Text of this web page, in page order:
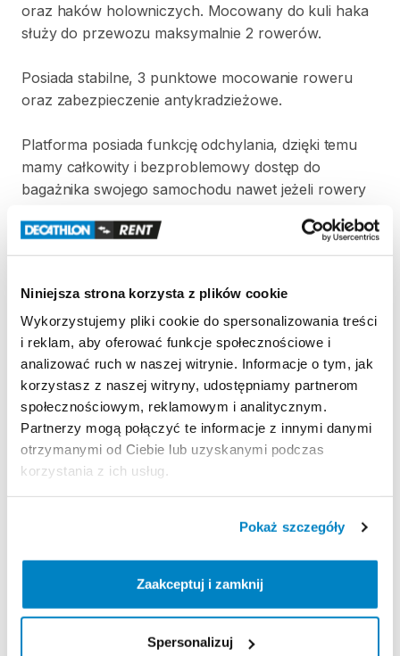
Niniejsza strona korzysta z plików cookie
Wykorzystujemy pliki cookie do spersonalizowania treści
i reklam, aby oferować funkcje społecznościowe i
analizować ruch w naszej witrynie. Informacje o tym, jak
korzystasz z naszej witryny, udostępniamy partnerom
społecznościowym, reklamowym i analitycznym.
Partnerzy mogą połączyć te informacje z innymi danymi
otrzymanymi od Ciebie lub uzyskanymi podczas
korzystania z ich usług.
Pokaż szczegóły
Zaakceptuj i zamknij
Spersonalizuj
oraz haków holowniczych. Mocowany do kuli haka
służy do przewozu maksymalnie 2 rowerów.
Posiada stabilne​​,​ 3 punktowe mocowanie roweru
oraz zabezpieczenie antykradzieżowe.
Platforma posiada funkcję odchylania​​,​ dzięki temu
mamy całkowity i bezproblemowy dostęp do
bagażnika swojego samochodu nawet jeżeli rowery
Dane techniczne:
-Ładowność: 45 kg
-Maksymalna waga roweru: 22 kg
-Możliwość odchylania z rowerami: ✓
-Wymiary: 113 x 66 x 70 cm
-Oświetlenie tylne: ✓
-Wymiary po złożeniu: 113 x 66 x 24 cm
-Wtyczka zasilająca: 13 Pin
-Zabezpieczenie rowerów przed kradzieżą: ✓
-Zabezpieczenie bagażnika
-Regulowane podstawki pod koła : ✓
Tworzywo sztuczne
Zasady wypożyczenia